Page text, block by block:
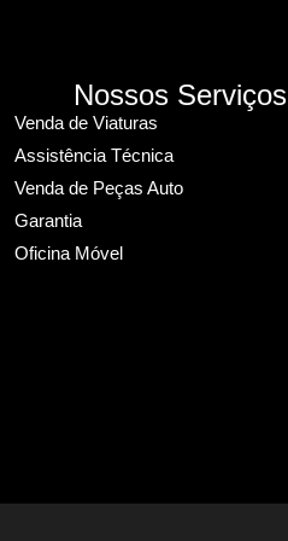
Nossos Serviços
Venda de Viaturas
Assistência Técnica
Venda de Peças Auto
Garantia
Oficina Móvel